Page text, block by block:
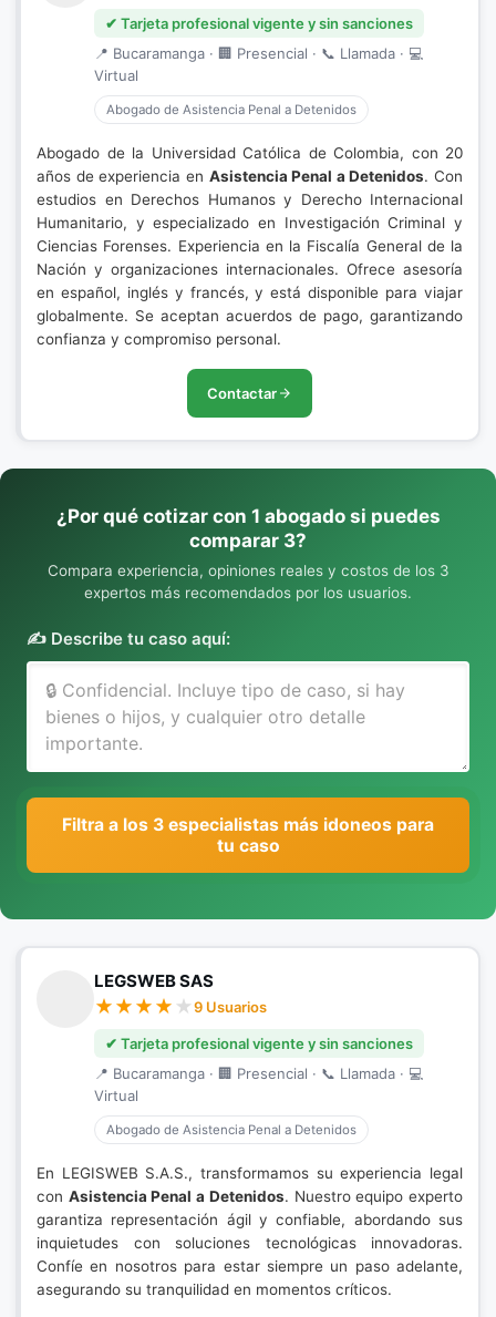
✔ Tarjeta profesional vigente y sin sanciones
📍 Bucaramanga · 🏢 Presencial · 📞 Llamada · 💻
Virtual
Abogado de Asistencia Penal a Detenidos
Abogado de la Universidad Católica de Colombia, con 20
años de experiencia en Asistencia Penal a Detenidos. Con
estudios en Derechos Humanos y Derecho Internacional
Humanitario, y especializado en Investigación Criminal y
Ciencias Forenses. Experiencia en la Fiscalía General de la
Nación y organizaciones internacionales. Ofrece asesoría
en español, inglés y francés, y está disponible para viajar
globalmente. Se aceptan acuerdos de pago, garantizando
confianza y compromiso personal.
Contactar
¿Por qué cotizar con 1 abogado si puedes
comparar 3?
Compara experiencia, opiniones reales y costos de los 3
expertos más recomendados por los usuarios.
✍️ Describe tu caso aquí:
Filtra a los 3 especialistas más idoneos para
tu caso
LEGSWEB SAS
9 Usuarios
✔ Tarjeta profesional vigente y sin sanciones
📍 Bucaramanga · 🏢 Presencial · 📞 Llamada · 💻
Virtual
Abogado de Asistencia Penal a Detenidos
En LEGISWEB S.A.S., transformamos su experiencia legal
con Asistencia Penal a Detenidos. Nuestro equipo experto
garantiza representación ágil y confiable, abordando sus
inquietudes con soluciones tecnológicas innovadoras.
Confíe en nosotros para estar siempre un paso adelante,
asegurando su tranquilidad en momentos críticos.